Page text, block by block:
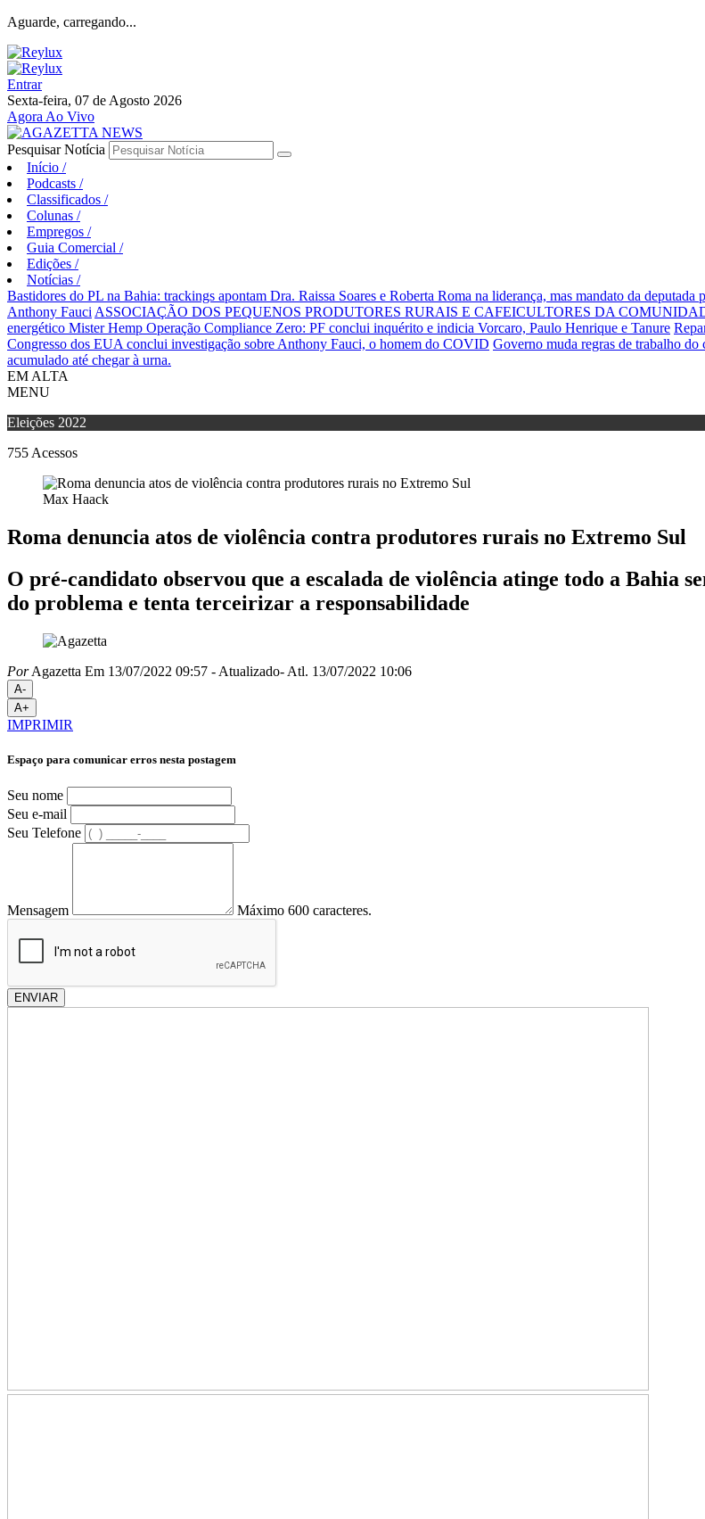
Aguarde, carregando...
Entrar
Sexta-feira, 07 de Agosto 2026
Agora Ao Vivo
Pesquisar Notícia
Início /
Podcasts /
Classificados /
Colunas /
Empregos /
Guia Comercial /
Edições /
Notícias /
Bastidores do PL na Bahia: trackings apontam Dra. Raissa Soares e Roberta Roma na liderança, mas mandato da deputada
Anthony Fauci ASSOCIAÇÃO DOS PEQUENOS PRODUTORES RURAIS E CAFEICULTORES DA
energético Mister Hemp Operação Compliance Zero: PF conclui inquérito e indicia Vorcaro, Paulo Henrique e Tanure
Congresso dos EUA conclui investigação sobre Anthony Fauci, o homem do COVID Governo muda regras de trabalho do
acumulado até chegar à urna.
EM ALTA
MENU
Eleições 2022
755 Acessos
Max Haack
Roma denuncia atos de violência contra produtores rurais no Extremo Sul
O pré-candidato observou que a escalada de violência atinge todo a Bahia
do problema e tenta terceirizar a responsabilidade
PorAgazetta Em 13/07/2022 09:57 - Atualizado- Atl. 13/07/2022 10:06
A-
A+
IMPRIMIR
Espaço para comunicar erros nesta postagem
Seu nome
Seu e-mail
Seu Telefone
Mensagem Máximo 600 caracteres.
ENVIAR